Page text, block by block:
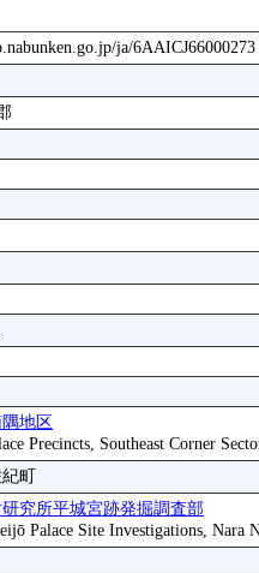
ja/6AAICJ66000273
地区
Precincts, Southeast Corner
町
究所平城宮跡発掘調査部
Palace Site Investigations, Nara